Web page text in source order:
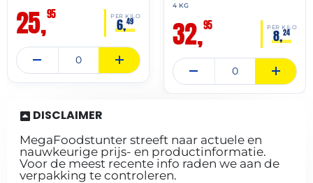
25,95 PER KILO
6,49
4 KG
32,95 PER KILO
8,24
DISCLAIMER
MegaFoodstunter streeft naar actuele en
nauwkeurige prijs- en productinformatie.
Voor de meest recente info raden we aan de
verpakking te controleren.